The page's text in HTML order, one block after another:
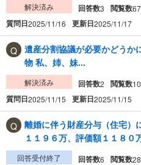
解決済み 回答数3 閲覧数67
質問日2025/11/16 更新日2025/11/17
遺産分割協議が必要かどうか
物 私、姉、妹...
解決済み 回答数2 閲覧数
質問日2025/11/15 更新日2025/11/15
離婚に伴う財産分与（住宅）
１１９６万、評価額１１８０
回答受付終了 回答数6 閲覧数